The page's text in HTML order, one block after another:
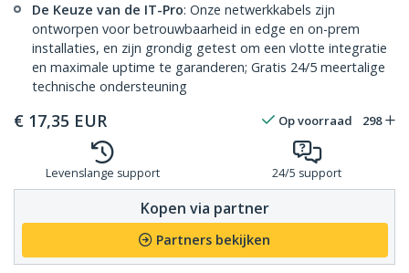
De Keuze van de IT-Pro: Onze netwerkkabels zijn
ontworpen voor betrouwbaarheid in edge en on-prem
installaties, en zijn grondig getest om een vlotte integratie
en maximale uptime te garanderen; Gratis 24/5 meertalige
technische ondersteuning
€ 17,35 EUR Op voorraad 298
Levenslange support 24/5 support
Kopen via partner
Partners bekijken